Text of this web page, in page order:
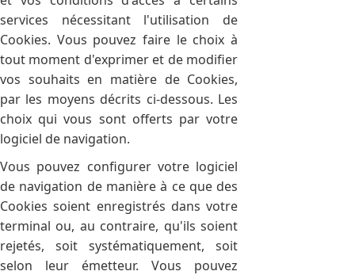
services nécessitant l'utilisation de
Cookies. Vous pouvez faire le choix à
tout moment d'exprimer et de modifier
vos souhaits en matière de Cookies,
par les moyens décrits ci-dessous. Les
choix qui vous sont offerts par votre
logiciel de navigation.
Vous pouvez configurer votre logiciel
de navigation de manière à ce que des
Cookies soient enregistrés dans votre
terminal ou, au contraire, qu'ils soient
rejetés, soit systématiquement, soit
selon leur émetteur. Vous pouvez